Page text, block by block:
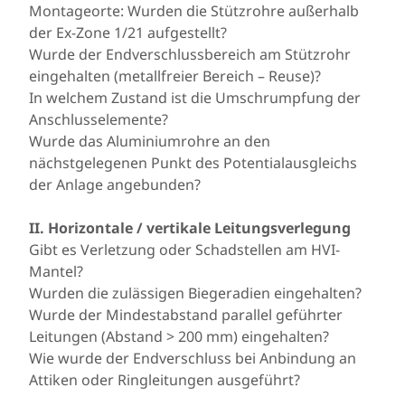
Montageorte: Wurden die Stützrohre außerhalb
der Ex-Zone 1/21 aufgestellt?
Wurde der Endverschlussbereich am Stützrohr
eingehalten (metallfreier Bereich – Reuse)?
In welchem Zustand ist die Umschrumpfung der
Anschlusselemente?
Wurde das Aluminiumrohre an den
nächstgelegenen Punkt des Potentialausgleichs
der Anlage angebunden?
II. Horizontale / vertikale Leitungsverlegung
Gibt es Verletzung oder Schadstellen am HVI-
Mantel?
Wurden die zulässigen Biegeradien eingehalten?
Wurde der Mindestabstand parallel geführter
Leitungen (Abstand > 200 mm) eingehalten?
Wie wurde der Endverschluss bei Anbindung an
Attiken oder Ringleitungen ausgeführt?